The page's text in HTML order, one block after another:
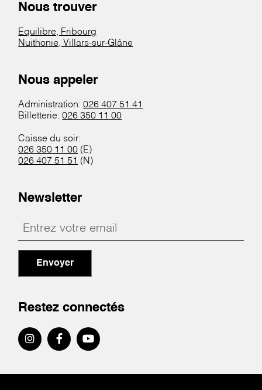
Nous trouver
Equilibre, Fribourg
Nuithonie, Villars-sur-Glâne
Nous appeler
Administration:026 407 51 41
Billetterie:026 350 11 00
Caisse du soir:
026 350 11 00 (E)
026 407 51 51 (N)
Newsletter
Envoyer
Restez connectés